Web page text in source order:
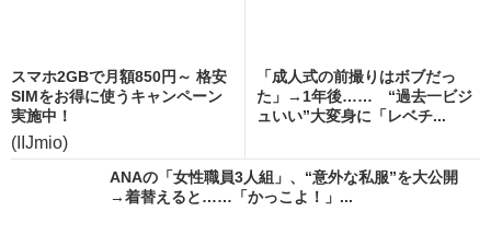
スマホ2GBで月額850円～ 格安
SIMをお得に使うキャンペーン
実施中！
(IIJmio)
「成人式の前撮りはボブだっ
た」→1年後…… “過去一ビジ
ュいい”大変身に「レベチ...
ANAの「女性職員3人組」、“意外な私服”を大公開
→着替えると……「かっこよ！」...